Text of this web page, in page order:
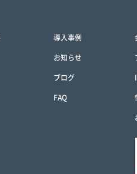
導入事例
お知らせ
ブログ
FAQ